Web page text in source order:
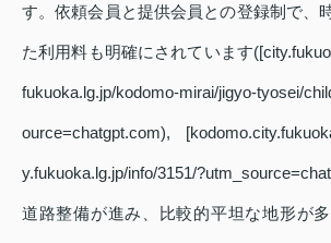
す。依頼会員と提供会員との登録制で、
た利用料も明確にされています
fukuoka.lg.jp/kodomo-mirai/jigyo-tyosei/
ource=chatgpt.com),
y.fukuoka.lg.jp/info/3151/
道路整備が進み、比較的平坦な地形が